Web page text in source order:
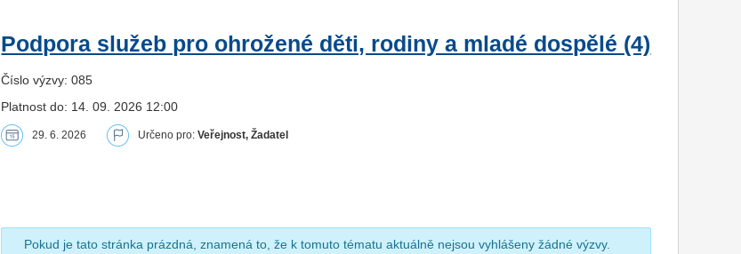
Podpora služeb pro ohrožené děti, rodiny a mladé dospělé (4)
Číslo výzvy: 085
Platnost do: 14. 09. 2026 12:00
29. 6. 2026 Určeno pro:Veřejnost, Žadatel
Pokud je tato stránka prázdná, znamená to, že k tomuto tématu aktuálně nejsou vyhlášeny žádné výzvy.